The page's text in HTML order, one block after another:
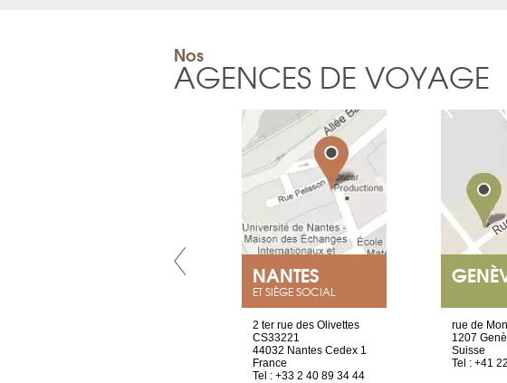
Nos
AGENCES DE VOYAGE
NANTES
ET SIÈGE SOCIAL
2 ter rue des Olivettes
CS33221
44032 Nantes Cedex 1
France
Tel : +33 2 40 89 34 44
rue de
1207
Suisse
Tel : +41